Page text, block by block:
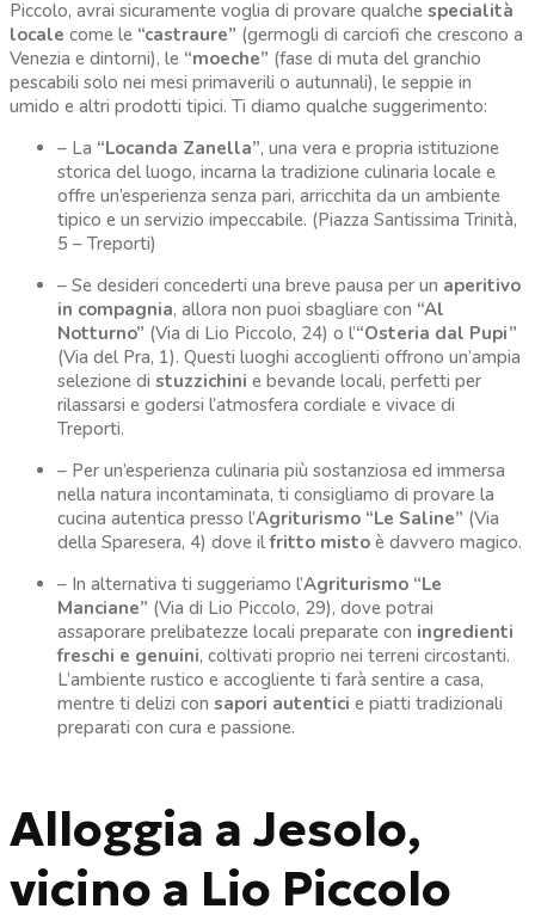
Piccolo, avrai sicuramente voglia di provare qualche specialità
locale come le “castraure” (germogli di carciofi che crescono a
Venezia e dintorni), le “moeche” (fase di muta del granchio
pescabili solo nei mesi primaverili o autunnali), le seppie in
umido e altri prodotti tipici. Ti diamo qualche suggerimento:
– La “Locanda Zanella”, una vera e propria istituzione
storica del luogo, incarna la tradizione culinaria locale e
offre un’esperienza senza pari, arricchita da un ambiente
tipico e un servizio impeccabile. (Piazza Santissima Trinità,
5 – Treporti)
– Se desideri concederti una breve pausa per un aperitivo
in compagnia, allora non puoi sbagliare con “Al
Notturno” (Via di Lio Piccolo, 24) o l’“Osteria dal Pupi”
(Via del Pra, 1). Questi luoghi accoglienti offrono un’ampia
selezione di stuzzichini e bevande locali, perfetti per
rilassarsi e godersi l’atmosfera cordiale e vivace di
Treporti.
– Per un’esperienza culinaria più sostanziosa ed immersa
nella natura incontaminata, ti consigliamo di provare la
cucina autentica presso l’Agriturismo “Le Saline” (Via
della Sparesera, 4) dove ilfritto misto è davvero magico.
– In alternativa ti suggeriamo l’Agriturismo “Le
Manciane” (Via di Lio Piccolo, 29), dove potrai
assaporare prelibatezze locali preparate con ingredienti
freschi e genuini, coltivati proprio nei terreni circostanti.
L’ambiente rustico e accogliente ti farà sentire a casa,
mentre ti delizi con sapori autentici e piatti tradizionali
preparati con cura e passione.
Alloggia a Jesolo,
vicino a Lio Piccolo